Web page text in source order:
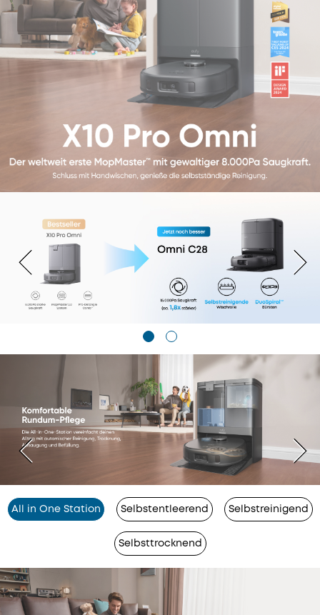
All in One Station Selbstentleerend Selbstreinigend
Selbsttrocknend